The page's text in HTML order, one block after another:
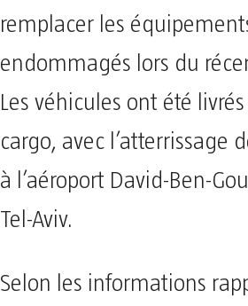
remplacer les
endommagés lors du
Les véhicules ont été
cargo, avec l’atterrissage
à l’aéroport David-Ben-
Tel-Aviv.
Selon les informations